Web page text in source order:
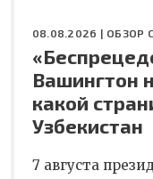
08.08.2026 | ОБЗОР
Вашингтон
какой
Узбекистан
7 августа